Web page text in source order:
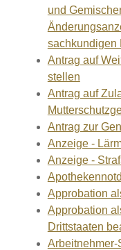
und
sachkundigen
Antrag auf
stellen
Antrag auf
Antrag zur
Anzeige -
Anzeige -
Approbation
Approbation
Drittstaaten